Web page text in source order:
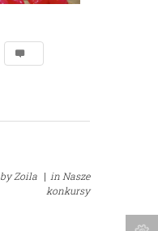
byZoila | inNasze
konkursy